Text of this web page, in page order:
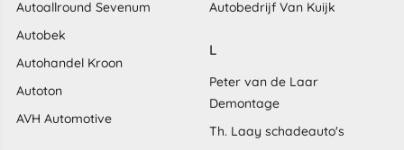
Autoallround Sevenum
Autobek
Autohandel Kroon
Autoton
AVH Automotive
Autobedrijf Van Kuijk
L
Peter van de Laar
Demontage
Th. Laay schadeauto's